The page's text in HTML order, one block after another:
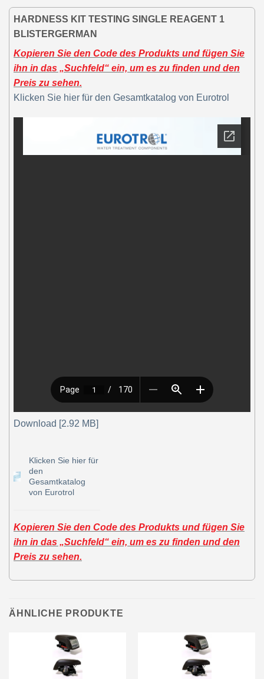
HARDNESS KIT TESTING SINGLE REAGENT 1
BLISTERGERMAN
Kopieren Sie den Code des Produkts und fügen Sie
ihn in das „Suchfeld“ ein, um es zu finden und den
Preis zu sehen.
Klicken Sie hier für den Gesamtkatalog von Eurotrol
Download [2.92 MB]
Klicken Sie hier für
den
Gesamtkatalog
von Eurotrol
Kopieren Sie den Code des Produkts und fügen Sie
ihn in das „Suchfeld“ ein, um es zu finden und den
Preis zu sehen.
ÄHNLICHE PRODUKTE